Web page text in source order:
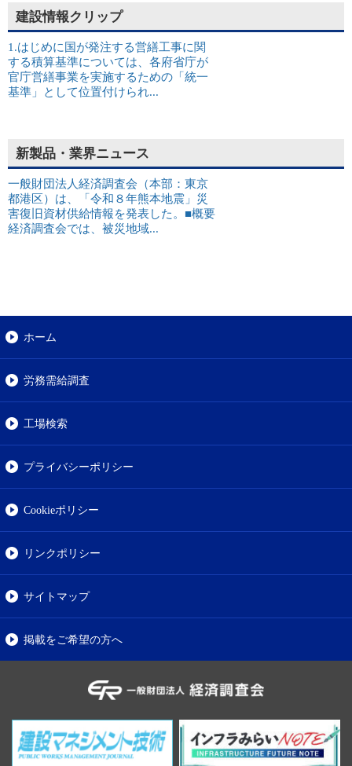
建設情報クリップ
1.はじめに国が発注する営繕工事に関
する積算基準については、各府省庁が
官庁営繕事業を実施するための「統一
基準」として位置付けられ...
新製品・業界ニュース
一般財団法人経済調査会（本部：東京
都港区）は、「令和８年熊本地震」災
害復旧資材供給情報を発表した。■概要
経済調査会では、被災地域...
ホーム
労務需給調査
工場検索
プライバシーポリシー
Cookieポリシー
リンクポリシー
サイトマップ
掲載をご希望の方へ